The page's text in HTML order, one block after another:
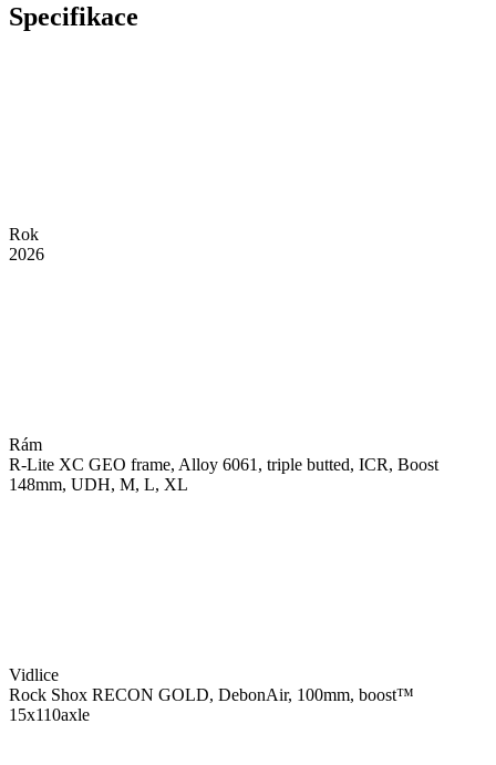
Specifikace
Rok
2026
Rám
R-Lite XC GEO frame, Alloy 6061, triple butted, ICR, Boost
148mm, UDH, M, L, XL
Vidlice
Rock Shox RECON GOLD, DebonAir, 100mm, boost™
15x110axle